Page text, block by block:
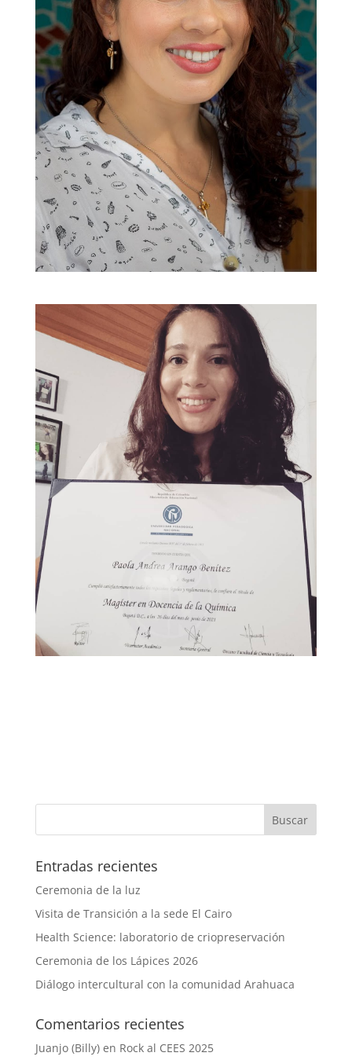
Entradas recientes
Ceremonia de la luz
Visita de Transición a la sede El Cairo
Health Science: laboratorio de criopreservación
Ceremonia de los Lápices 2026
Diálogo intercultural con la comunidad Arahuaca
Comentarios recientes
Juanjo (Billy)en Rock al CEES 2025